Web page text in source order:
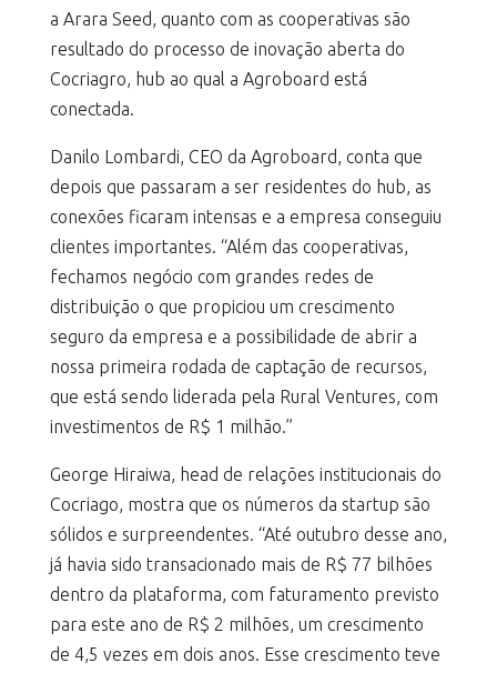
a Arara Seed, quanto com as cooperativas são
resultado do processo de inovação aberta do
Cocriagro, hub ao qual a Agroboard está
conectada.
Danilo Lombardi, CEO da Agroboard, conta que
depois que passaram a ser residentes do hub, as
conexões ficaram intensas e a empresa conseguiu
clientes importantes. “Além das cooperativas,
fechamos negócio com grandes redes de
distribuição o que propiciou um crescimento
seguro da empresa e a possibilidade de abrir a
nossa primeira rodada de captação de recursos,
que está sendo liderada pela Rural Ventures, com
investimentos de R$ 1 milhão.”
George Hiraiwa, head de relações institucionais do
Cocriago, mostra que os números da startup são
sólidos e surpreendentes. “Até outubro desse ano,
já havia sido transacionado mais de R$ 77 bilhões
dentro da plataforma, com faturamento previsto
para este ano de R$ 2 milhões, um crescimento
de 4,5 vezes em dois anos. Esse crescimento teve